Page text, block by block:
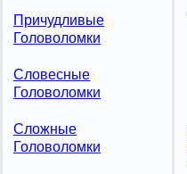
Причудливые
Головоломки
Словесные
Головоломки
Сложные
Головоломки